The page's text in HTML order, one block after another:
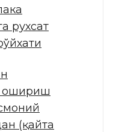
рухсат
ошириш
(қайта